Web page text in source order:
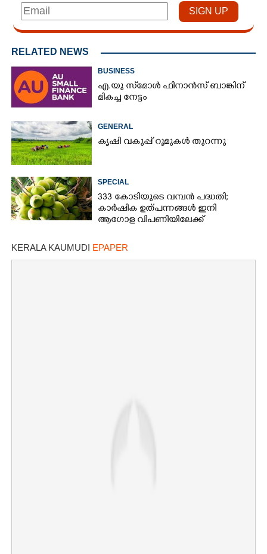
RELATED NEWS
BUSINESS
എ.യു സ്‌മോൾ ഫിനാൻസ് ബാങ്കിന്
മികച്ച നേട്ടം
GENERAL
കൃഷി വകുപ്പ് റൂമുകൾ തുറന്നു
SPECIAL
333 കോടിയുടെ വമ്പന്‍ പദ്ധതി;
കാര്‍ഷിക ഉത്പന്നങ്ങള്‍ ഇനി
ആഗോള വിപണിയിലേക്ക്
KERALA KAUMUDI EPAPER